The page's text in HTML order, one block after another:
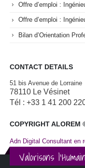
Offre d’emploi :
Offre d’emploi :
Bilan d’Orientation
CONTACT DETAILS
51 bis Avenue de Lorraine
78110 Le Vésinet
Tél : +33 1 41 200
COPYRIGHT ALOREM
Adn Digital Consultant en
Valorisons